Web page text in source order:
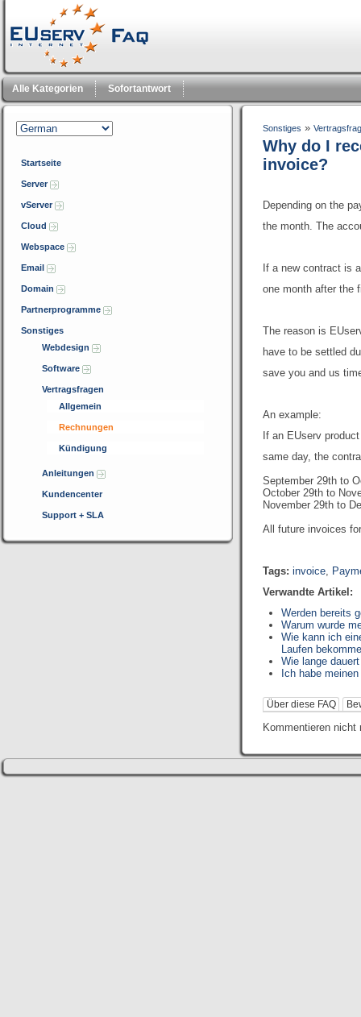
Alle Kategorien Sofortantwort
Startseite
Server
vServer
Cloud
Webspace
Email
Domain
Partnerprogramme
Sonstiges
Webdesign
Software
Vertragsfragen
Allgemein
Rechnungen
Kündigung
Anleitungen
Kundencenter
Support + SLA
Sonstiges »
Why do I
invoice?
Depending on the
the month. The
If a new contract is
one month after the
The reason is
have to be settled
save you and us
An example:
If an EUserv
same day, the
September 29th to
October 29th to
November 29th to
All
future invoices
Tags: invoice,
Verwandte Artikel:
Werden bereits
Warum wurde
Wie kann ich
Laufen
Wie lange
Ich habe
Über diese FAQ
Kommentieren nicht